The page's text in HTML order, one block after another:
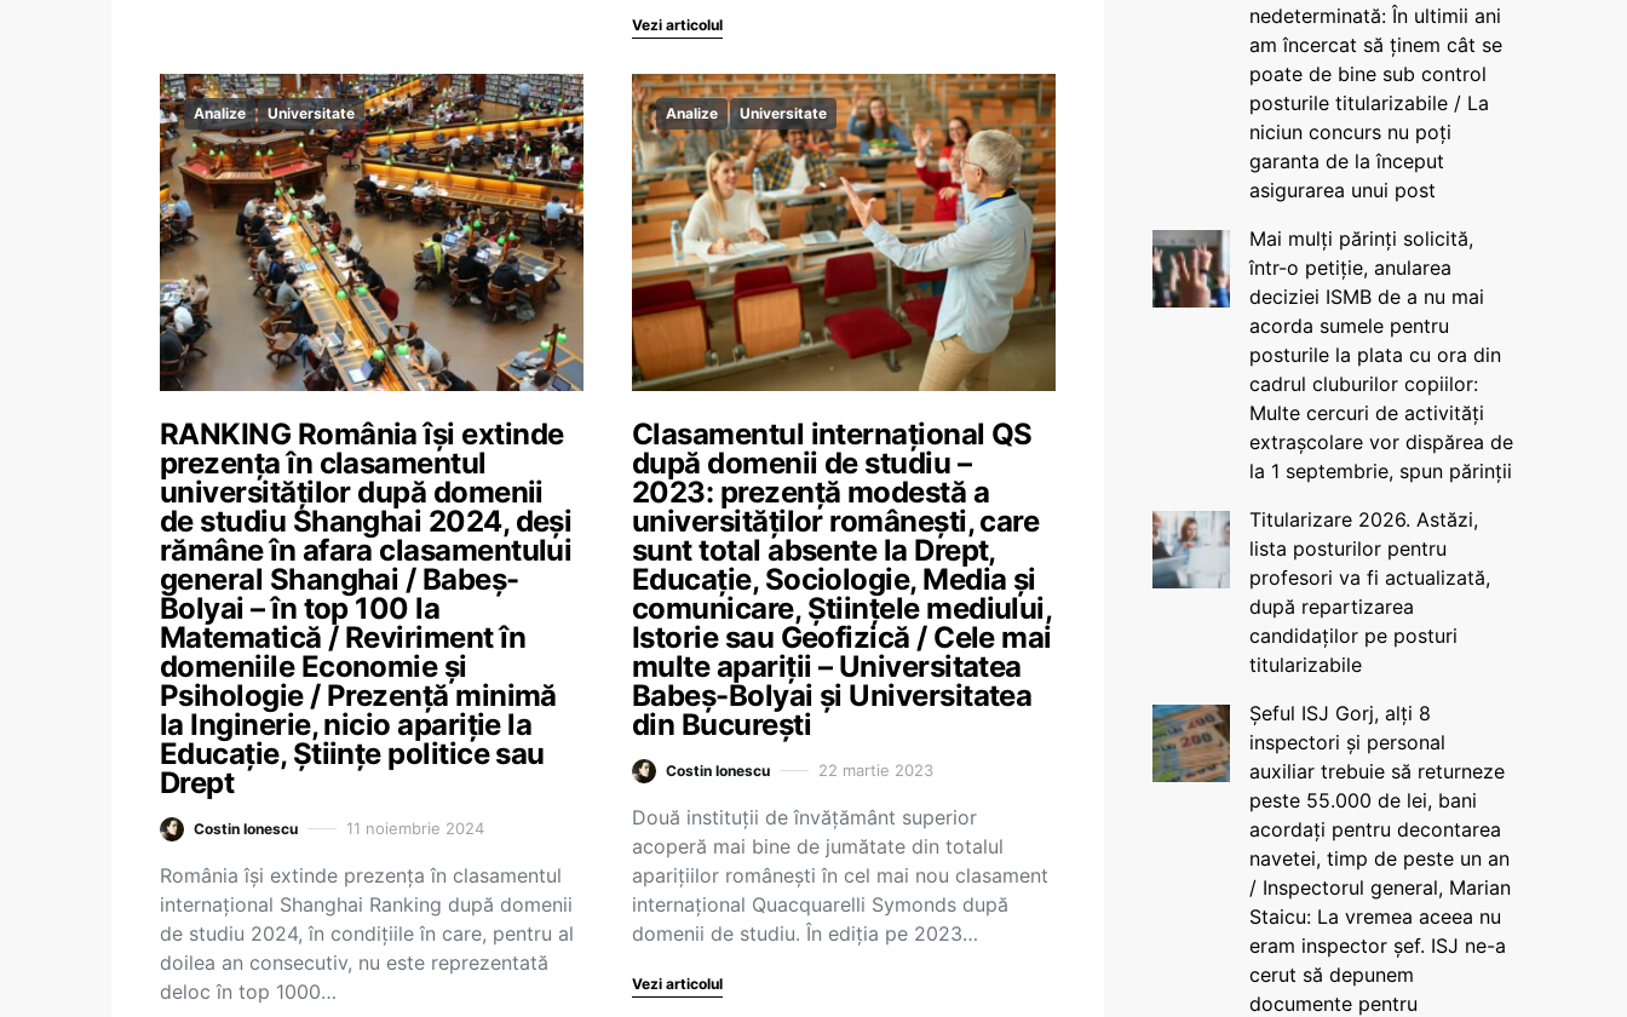
Vezi articolul
Analize Universitate
RANKING România își extinde
prezența în clasamentul
universităților după domenii
de studiu Shanghai 2024, deși
rămâne în afara clasamentului
general Shanghai / Babeș-
Bolyai – în top 100 la
Matematică / Reviriment în
domeniile Economie și
Psihologie / Prezență minimă
la Inginerie, nicio apariție la
Educație, Științe politice sau
Drept
Costin Ionescu 11 noiembrie 2024
România își extinde prezența în clasamentul
internațional Shanghai Ranking după domenii
de studiu 2024, în condițiile în care, pentru al
doilea an consecutiv, nu este reprezentată
deloc în top 1000…
Analize Universitate
Clasamentul internațional QS
după domenii de studiu –
2023: prezență modestă a
universităților românești, care
sunt total absente la Drept,
Educație, Sociologie, Media și
comunicare, Științele mediului,
Istorie sau Geofizică / Cele mai
multe apariții – Universitatea
Babeș-Bolyai și Universitatea
din București
Costin Ionescu 22 martie 2023
Două instituții de învățământ superior
acoperă mai bine de jumătate din totalul
aparițiilor românești în cel mai nou clasament
internațional Quacquarelli Symonds după
domenii de studiu. În ediția pe 2023…
Vezi articolul
nedeterminată: În ultimii ani
am încercat să ținem cât se
poate de bine sub control
posturile titularizabile / La
niciun concurs nu poți
garanta de la început
asigurarea unui post
Mai mulți părinți solicită,
într-o petiție, anularea
deciziei ISMB de a nu mai
acorda sumele pentru
posturile la plata cu ora din
cadrul cluburilor copiilor:
Multe cercuri de activități
extrașcolare vor dispărea de
la 1 septembrie, spun părinții
Titularizare 2026. Astăzi,
lista posturilor pentru
profesori va fi actualizată,
după repartizarea
candidaților pe posturi
titularizabile
Șeful ISJ Gorj, alți 8
inspectori și personal
auxiliar trebuie să returneze
peste 55.000 de lei, bani
acordați pentru decontarea
navetei, timp de peste un an
/ Inspectorul general, Marian
Staicu: La vremea aceea nu
eram inspector șef. ISJ ne-a
cerut să depunem
documente pentru